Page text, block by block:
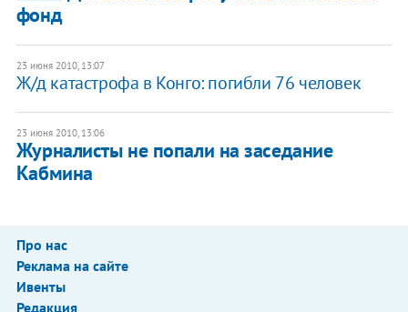
фонд
23 июня 2010, 13:07
Ж/д катастрофа в Конго: погибли 76 человек
23 июня 2010, 13:06
Журналисты не попали на заседание
Кабмина
Про нас
Реклама на сайте
Ивенты
Редакция